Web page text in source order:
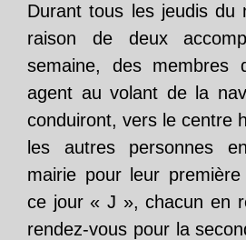
Durant tous les jeudis du
raison de deux
semaine, des membres
agent au volant de la
conduiront, vers le centre
les autres personnes
mairie pour leur
ce jour « J », chacun en
rendez-vous pour la